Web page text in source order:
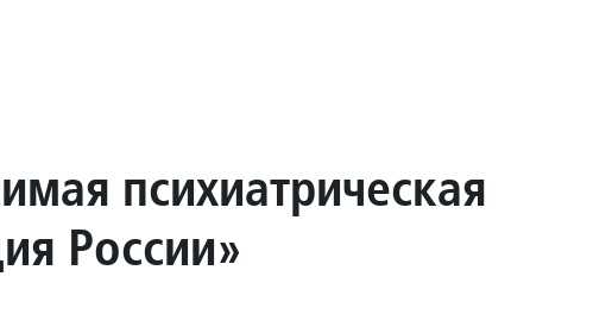
психиатрическая
России»